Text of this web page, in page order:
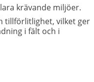
krävande miljöer.
tillförlitlighet, vilket ger
i fält och i